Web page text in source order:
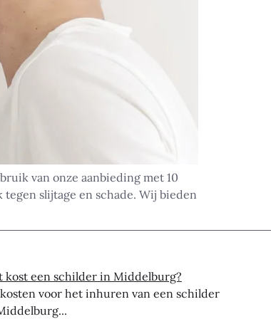
van onze aanbieding met 10
slijtage en schade. Wij bieden
kost een schilder in Middelburg?
voor het inhuren van een schilder